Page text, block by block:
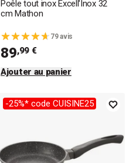
Poêle tout inox Excell'Inox 32
cm Mathon
79 avis
89,99 €
Ajouter au panier
-25%* code CUISINE25